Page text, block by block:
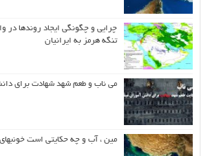
چرایی و چگونگی ایجاد روندها در
تنگه هرمز به ایرانیان
می ناب و طعم شهد شهادت برای
مین ، آب و چه حکایتی است